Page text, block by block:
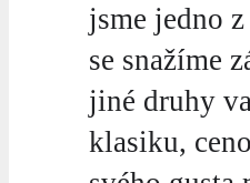
jsme jedno
se snažíme
jiné druhy
klasiku,